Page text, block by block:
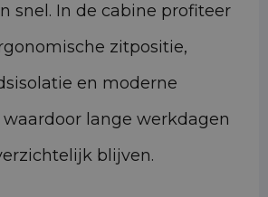
snel. In de cabine profiteer
zitpositie,
en moderne
lange werkdagen
blijven.